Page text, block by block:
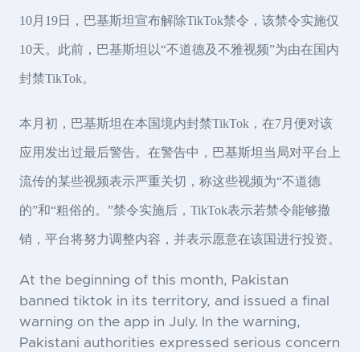
10月19日，巴基斯坦宣布解除TikTok禁令，该禁令实施仅
10天。此前，巴基斯坦以“不道德及不雅视频”为由在国内
封禁TikTok。
本月初，巴基斯坦在本国境内封禁TikTok，在7月便对该
应用发出过最后警告。在警告中，巴基斯坦当局对平台上
流传的某些视频表示严重关切，称这些视频为“不道德
的”和“粗俗的。”禁令实施后，TikTok表示若禁令能够撤
销，平台将努力调整内容，并表示愿意在该国进行投资。
At the beginning of this month, Pakistan
banned tiktok in its territory, and issued a final
warning on the app in July. In the warning,
Pakistani authorities expressed serious concern